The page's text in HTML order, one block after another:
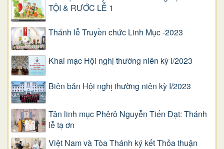
TỘI & RƯỚC LỄ 1
Thánh lễ Truyền chức Linh Mục -2023
Khai mạc Hội nghị thường niên kỳ I/2023
Biên bản Hội nghị thường niên kỳ I/2023
Tân linh mục Phêrô Nguyễn Tiến Đạt: Thánh
lễ tạ ơn
Việt Nam và Tòa Thánh ký kết Thỏa thuận